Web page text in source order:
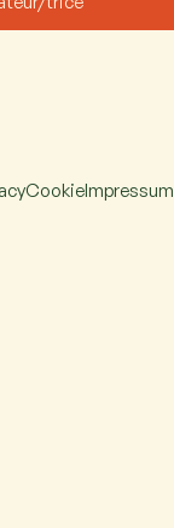
CookieImpressum